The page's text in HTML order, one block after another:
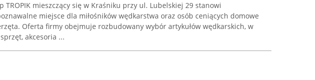
TROPIK mieszczący się w Kraśniku przy ul. Lubelskiej 29 stanowi
miejsce dla miłośników wędkarstwa oraz osób ceniących domowe
Oferta firmy obejmuje rozbudowany wybór artykułów wędkarskich, w
akcesoria ...